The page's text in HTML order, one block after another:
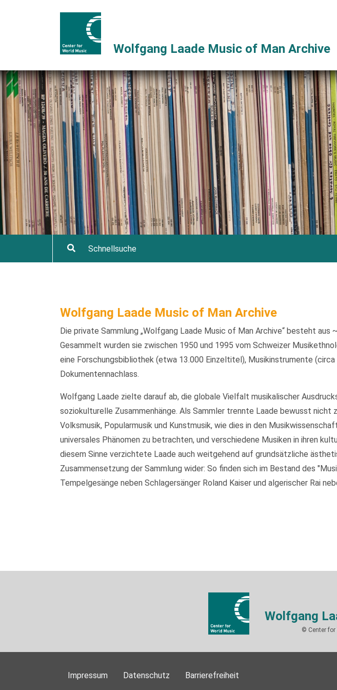
Wolfgang Laade Music of Man Archive
Wolfgang Laade Music of Man Archive
Die private Sammlung „Wolfgang Laade Music of Man Archive“ besteht
Gesammelt wurden sie zwischen 1950 und 1995 vom Schweizer
eine Forschungsbibliothek (etwa 13.000 Einzeltitel), Musikinstrumente
Dokumentennachlass.
Wolfgang Laade zielte darauf ab, die globale Vielfalt musikalischer
soziokulturelle Zusammenhänge. Als Sammler trennte Laade bewusst
Volksmusik, Popularmusik und Kunstmusik, wie dies in den
universales Phänomen zu betrachten, und verschiedene Musiken in ihren
diesem Sinne verzichtete Laade auch weitgehend auf grundsätzliche
Zusammensetzung der Sammlung wider: So finden sich im Bestand des
Tempelgesänge neben Schlagersänger Roland Kaiser und algerischer Rai
Wolfgang
© Center
Impressum Datenschutz Barrierefreiheit